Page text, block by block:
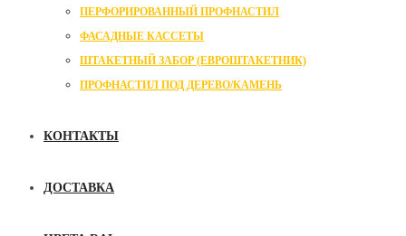
ПЕРФОРИРОВАННЫЙ ПРОФНАСТИЛ
ФАСАДНЫЕ КАССЕТЫ
ШТАКЕТНЫЙ ЗАБОР (ЕВРОШТАКЕТНИК)
ПРОФНАСТИЛ ПОД ДЕРЕВО/КАМЕНЬ
КОНТАКТЫ
ДОСТАВКА